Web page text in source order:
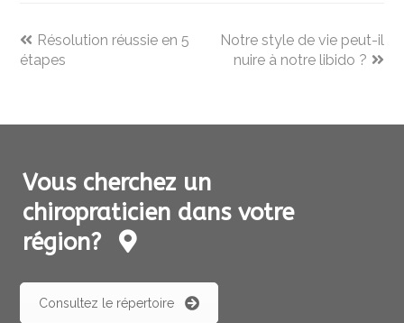
previous
post:
Résolution réussie en 5
étapes
next
post:
Notre style de vie peut-il
nuire à notre libido ?
Vous cherchez un
chiropraticien dans votre
région?
Consultez le répertoire